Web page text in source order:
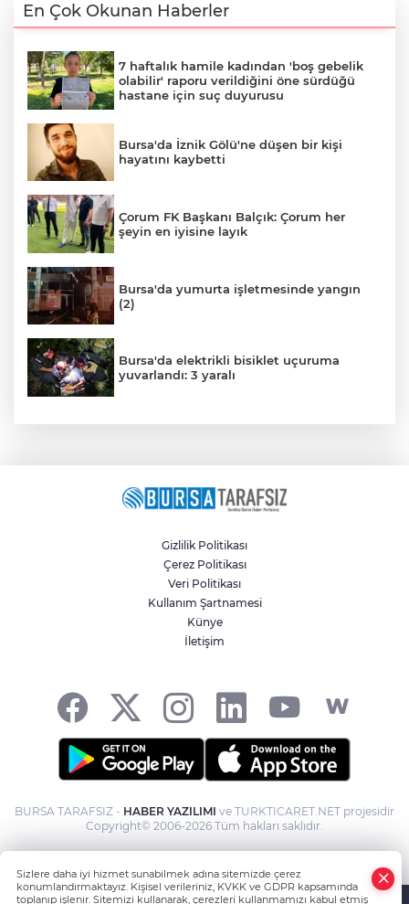
En Çok Okunan Haberler
7 haftalık hamile kadından 'boş gebelik
olabilir' raporu verildiğini öne sürdüğü
hastane için suç duyurusu
Bursa'da İznik Gölü'ne düşen bir kişi
hayatını kaybetti
Çorum FK Başkanı Balçık: Çorum her
şeyin en iyisine layık
Bursa'da yumurta işletmesinde yangın
(2)
Bursa'da elektrikli bisiklet uçuruma
yuvarlandı: 3 yaralı
Gizlilik Politikası
Çerez Politikası
Veri Politikası
Kullanım Şartnamesi
Künye
İletişim
BURSA TARAFSIZ - HABER YAZILIMI ve TURKTICARET.NET projesidir
Copyright© 2006-2026 Tüm hakları saklıdır.
Sizlere daha iyi hizmet sunabilmek adına sitemizde çerez
konumlandırmaktayız. Kişisel verileriniz, KVKK ve GDPR kapsamında
toplanıp işlenir. Sitemizi kullanarak, çerezleri kullanmamızı kabul etmiş